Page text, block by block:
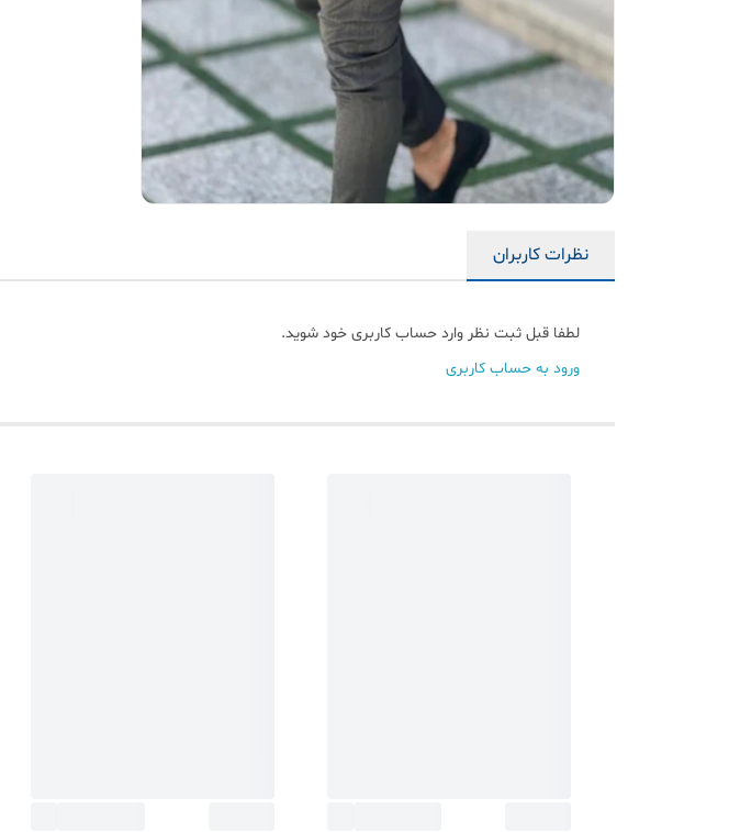
نظرات کاربران
لطفا قبل ثبت نظر وارد حساب کاربری خود شوید.
ورود به حساب کاربری